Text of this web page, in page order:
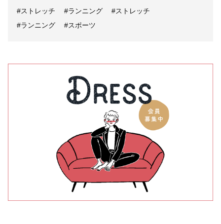
#ストレッチ #ランニング
#ストレッチ
#ランニング
#スポーツ